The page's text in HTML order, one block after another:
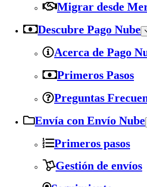
Migrar desde
Descubre Pago Nube
Acerca de Pago
Primeros Pasos
Preguntas
Envía con Envío Nube
Primeros pasos
Gestión de envíos